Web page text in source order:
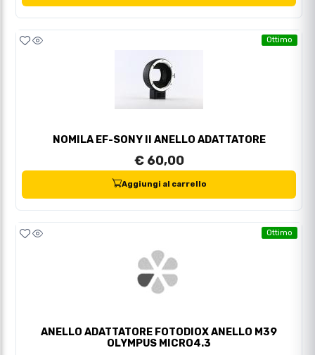
Ottimo
NOMILA EF-SONY II ANELLO ADATTATORE
€ 60,00
Aggiungi al carrello
Ottimo
ANELLO ADATTATORE FOTODIOX ANELLO M39
OLYMPUS MICRO4.3